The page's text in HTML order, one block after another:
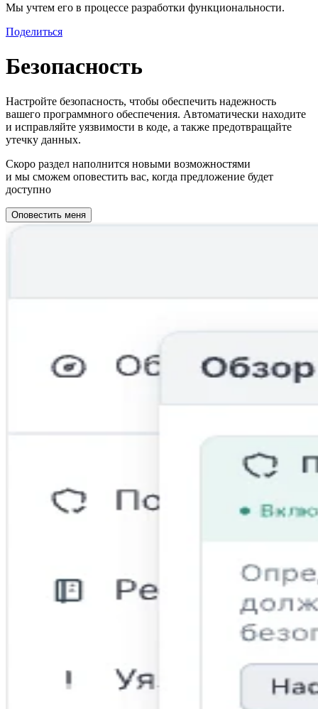
Мы учтем его в процессе разработки функциональности.
Поделиться
Безопасность
Настройте безопасность, чтобы обеспечить надежность
вашего программного обеспечения. Автоматически находите
и исправляйте уязвимости в коде, а также предотвращайте
утечку данных.
Скоро раздел наполнится новыми возможностями
и мы сможем оповестить вас, когда предложение будет
доступно
Оповестить меня